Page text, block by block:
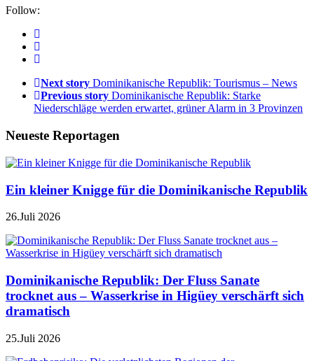
Follow:
Next story Dominikanische Republik: Tourismus – News
Previous story Dominikanische Republik: Starke
Niederschläge werden erwartet, grüner Alarm in 3 Provinzen
Neueste Reportagen
Ein kleiner Knigge für die Dominikanische Republik
26.Juli 2026
Dominikanische Republik: Der Fluss Sanate
trocknet aus – Wasserkrise in Higüey verschärft sich
dramatisch
25.Juli 2026